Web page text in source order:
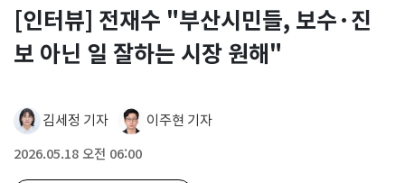
[인터뷰] 전재수 "부산시민들, 보수·진
보 아닌 일 잘하는 시장 원해"
김세정 기자 이주현 기자
2026.05.18 오전 06:00